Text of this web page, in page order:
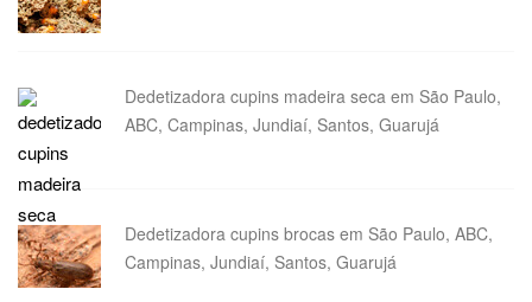
Dedetizadora cupins madeira seca em São Paulo,
ABC, Campinas, Jundiaí, Santos, Guarujá
Dedetizadora cupins brocas em São Paulo, ABC,
Campinas, Jundiaí, Santos, Guarujá